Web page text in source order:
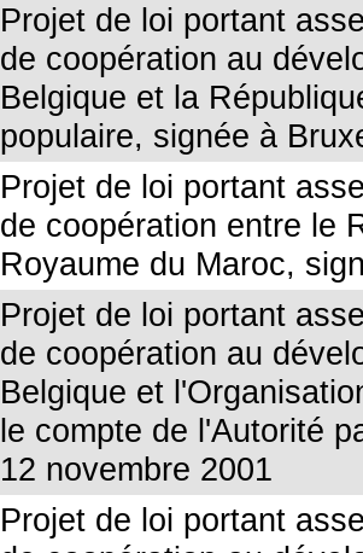
Projet de loi portant
de coopération au
Belgique et la
populaire, signée à
Projet de loi portant
de coopération entre le
Royaume du Maroc,
Projet de loi portant
de coopération au
Belgique et
le compte de l'Autorité
12 novembre 2001
Projet de loi portant